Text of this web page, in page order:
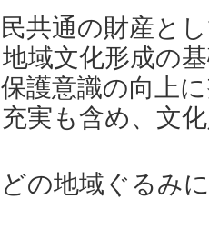
共通の財産と
域文化形成の
護意識の向上
実も含め、文
の地域ぐるみ